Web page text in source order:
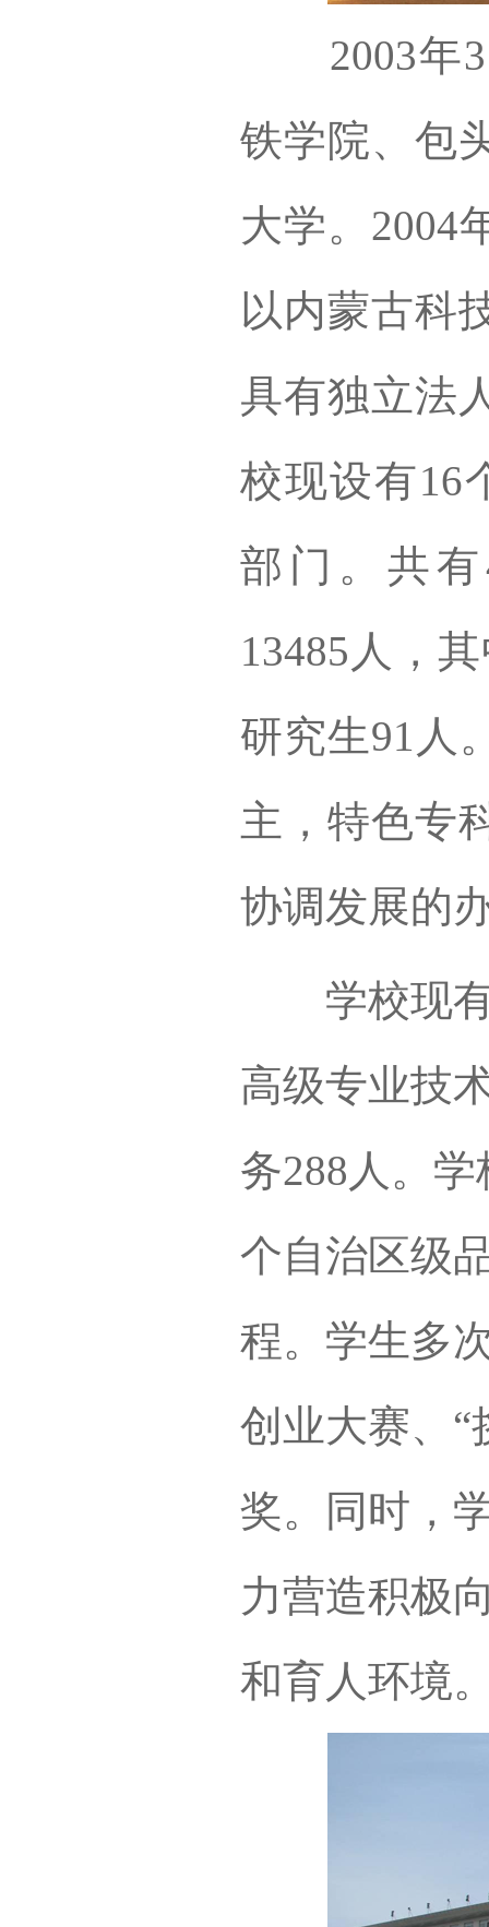
2003年3
铁学院、包
大学。2004
以内蒙古科
具有独立法
校现设有16
部门。共
13485人，
研究生91人
主，特色专
协调发展的
学校现有
高级专业技
务288人。
个自治区级
程。学生多
创业大赛、“
奖。同时，
力营造积极
和育人环境